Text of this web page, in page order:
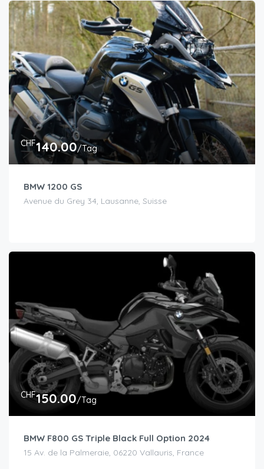
CHF140.00/Tag
BMW 1200 GS
Avenue du Grey 34, Lausanne, Suisse
CHF150.00/Tag
BMW F800 GS Triple Black Full Option 2024
15 Av. de la Palmeraie, 06220 Vallauris, France